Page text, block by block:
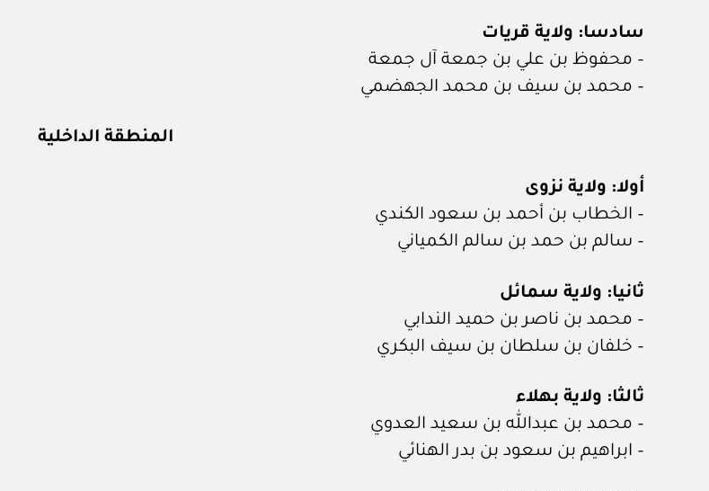
سادسا: ولاية قريات
– محفوظ بن علي بن جمعة آل جمعة
– محمد بن سيف بن محمد الجهضمي
المنطقة الداخلية
أولا: ولاية نزوى
– الخطاب بن أحمد بن سعود الكندي
– سالم بن حمد بن سالم الكمياني
ثانيا: ولاية سمائل
– محمد بن ناصر بن حميد الندابي
– خلفان بن سلطان بن سيف البكري
ثالثا: ولاية بهلاء
– محمد بن عبدالله بن سعيد العدوي
– ابراهيم بن سعود بن بدر الهنائي